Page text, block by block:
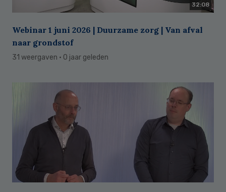
32:08
Webinar 1 juni 2026 | Duurzame zorg | Van afval
naar grondstof
31 weergaven · 0 jaar geleden